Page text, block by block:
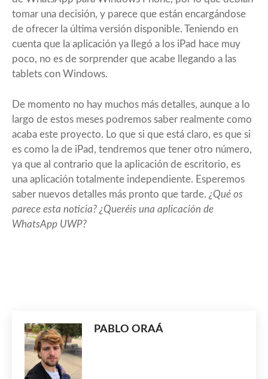
tomar una decisión, y parece que están encargándose
de ofrecer la última versión disponible. Teniendo en
cuenta que la aplicación ya llegó a los iPad hace muy
poco, no es de sorprender que acabe llegando a las
tablets con Windows.
De momento no hay muchos más detalles, aunque a lo
largo de estos meses podremos saber realmente como
acaba este proyecto. Lo que si que está claro, es que si
es como la de iPad, tendremos que tener otro número,
ya que al contrario que la aplicación de escritorio, es
una aplicación totalmente independiente. Esperemos
saber nuevos detalles más pronto que tarde. ¿Qué os
parece esta noticia? ¿Queréis una aplicación de
WhatsApp UWP?
PABLO ORAÁ